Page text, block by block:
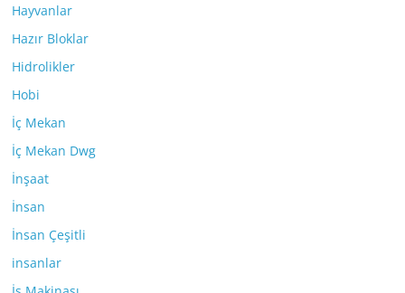
Hayvanlar
Hazır Bloklar
Hidrolikler
Hobi
İç Mekan
İç Mekan Dwg
İnşaat
İnsan
İnsan Çeşitli
insanlar